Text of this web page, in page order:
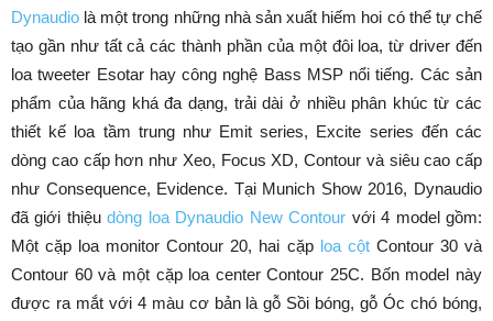
Dynaudio là một trong những nhà sản xuất hiếm hoi có thể tự chế
tạo gần như tất cả các thành phần của một đôi loa, từ driver đến
loa tweeter Esotar hay công nghệ Bass MSP nổi tiếng. Các sản
phẩm của hãng khá đa dạng, trải dài ở nhiều phân khúc từ các
thiết kế loa tầm trung như Emit series, Excite series đến các
dòng cao cấp hơn như Xeo, Focus XD, Contour và siêu cao cấp
như Consequence, Evidence. Tại Munich Show 2016, Dynaudio
đã giới thiệudòng loa Dynaudio New Contour với 4 model gồm:
Một cặp loa monitor Contour 20, hai cặp loa cộtContour 30 và
Contour 60 và một cặp loa center Contour 25C. Bốn model này
được ra mắt với 4 màu cơ bản là gỗ Sồi bóng, gỗ Óc chó bóng,